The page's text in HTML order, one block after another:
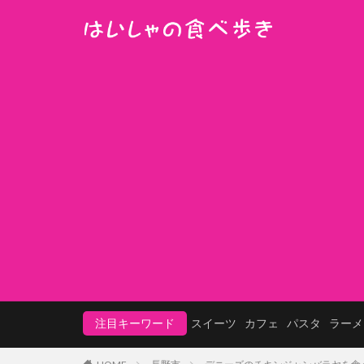
注目キーワード スイーツ カフェ パスタ ラー